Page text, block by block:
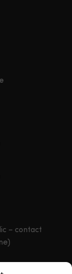
– contact